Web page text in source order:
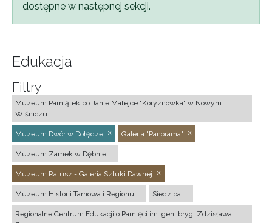
dostępne w następnej sekcji.
Edukacja
Filtry
Muzeum Pamiątek po Janie Matejce "Koryznówka" w Nowym
Wiśniczu
Muzeum Dwór w Dołędze Galeria "Panorama"
Muzeum Zamek w Dębnie
Muzeum Ratusz - Galeria Sztuki Dawnej
Muzeum Historii Tarnowa i Regionu Siedziba
Regionalne Centrum Edukacji o Pamięci im. gen. bryg. Zdzisława